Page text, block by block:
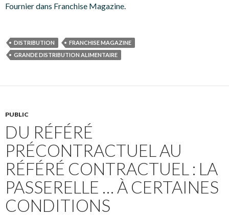
Fournier dans Franchise Magazine.
DISTRIBUTION
FRANCHISE MAGAZINE
GRANDE DISTRIBUTION ALIMENTAIRE
PUBLIC
DU RÉFÉRÉ
PRÉCONTRACTUEL AU
RÉFÉRÉ CONTRACTUEL : LA
PASSERELLE … À CERTAINES
CONDITIONS